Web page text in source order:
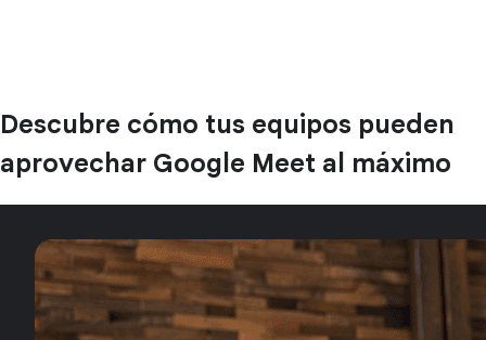
Descubre cómo tus equipos pueden
aprovechar Google Meet al máximo